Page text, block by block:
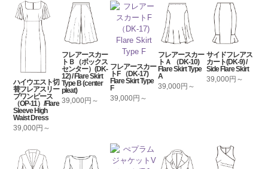
ハイウエスト切
替フレアスリー
ブワンピース
（OP-11）/Flare
Sleeve High
Waist Dress
39,000円～
フレアースカー
トＢ（ボックス
センター）(DK-
12) / Flare Skirt
Type B (center
pleat)
39,000円～
フレアースカー
トF （DK-17)
Flare Skirt Type
F
39,000円～
フレアースカー
トＡ （DK-10)
Flare Skirt Type
A
39,000円～
サイドフレアス
カート(DK-9) /
Side Flare Skirt
39,000円～